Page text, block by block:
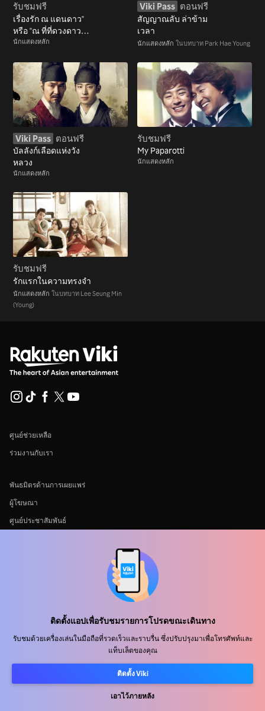
ติดตั้งแอปเพื่อรับชมรายการโปรดขณะเดินทาง
รับชมด้วยเครื่องเล่นในมือถือที่รวดเร็วและราบรื่น ซึ่งปรับปรุงมาเพื่อโทรศัพท์และ
แท็บเล็ตของคุณ
ติดตั้ง Viki
เอาไว้ภายหลัง
รับชมฟรี
เรื่องรัก ณ แดนดาว"
หรือ "ณ ที่ที่ดวงดาว
บรรจบ
นักแสดงหลัก
Viki Pass ตอนฟรี
สัญญาณลับ ล่าข้าม
เวลา
นักแสดงหลัก ในบทบาท Park Hae Young
Viki Pass ตอนฟรี
บัลลังก์เลือดแห่งวัง
หลวง
นักแสดงหลัก
รับชมฟรี
My Paparotti
นักแสดงหลัก
รับชมฟรี
รักแรกในความทรงจำ
นักแสดงหลัก ในบทบาท Lee Seung Min
(Young)
ศูนย์ช่วยเหลือ
ร่วมงานกับเรา
พันธมิตรด้านการเผยแพร่
ผู้โฆษณา
ศูนย์ประชาสัมพันธ์
นโยบายเกี่ยวกับคุกกี้และเทคโนโลยีการติดตาม
RakutenRakuten KoboRakuten ViberRakuten TravelMore servicesAbout Rakuten